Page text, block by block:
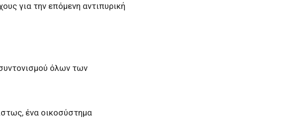
για την επόμενη αντιπυρική
συντονισμού όλων των
ένα οικοσύστημα